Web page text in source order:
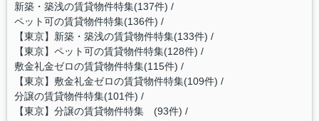
新築・築浅の賃貸物件特集(137件)
ペット可の賃貸物件特集(136件)
【東京】新築・築浅の賃貸物件特集(133件)
【東京】ペット可の賃貸物件特集(128件)
敷金礼金ゼロの賃貸物件特集(115件)
【東京】敷金礼金ゼロの賃貸物件特集(109件)
分譲の賃貸物件特集(101件)
【東京】分譲の賃貸物件特集 (93件)